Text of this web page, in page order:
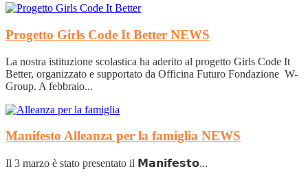
Progetto Girls Code It Better NEWS
La nostra istituzione scolastica ha aderito al progetto Girls Code It
Better, organizzato e supportato da Officina Futuro Fondazione W-
Group. A febbraio...
Manifesto Alleanza per la famiglia NEWS
Il 3 marzo è stato presentato il 𝗠𝗮𝗻𝗶𝗳𝗲𝘀𝘁𝗼...